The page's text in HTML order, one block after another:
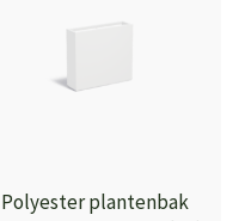
Polyester plantenbak